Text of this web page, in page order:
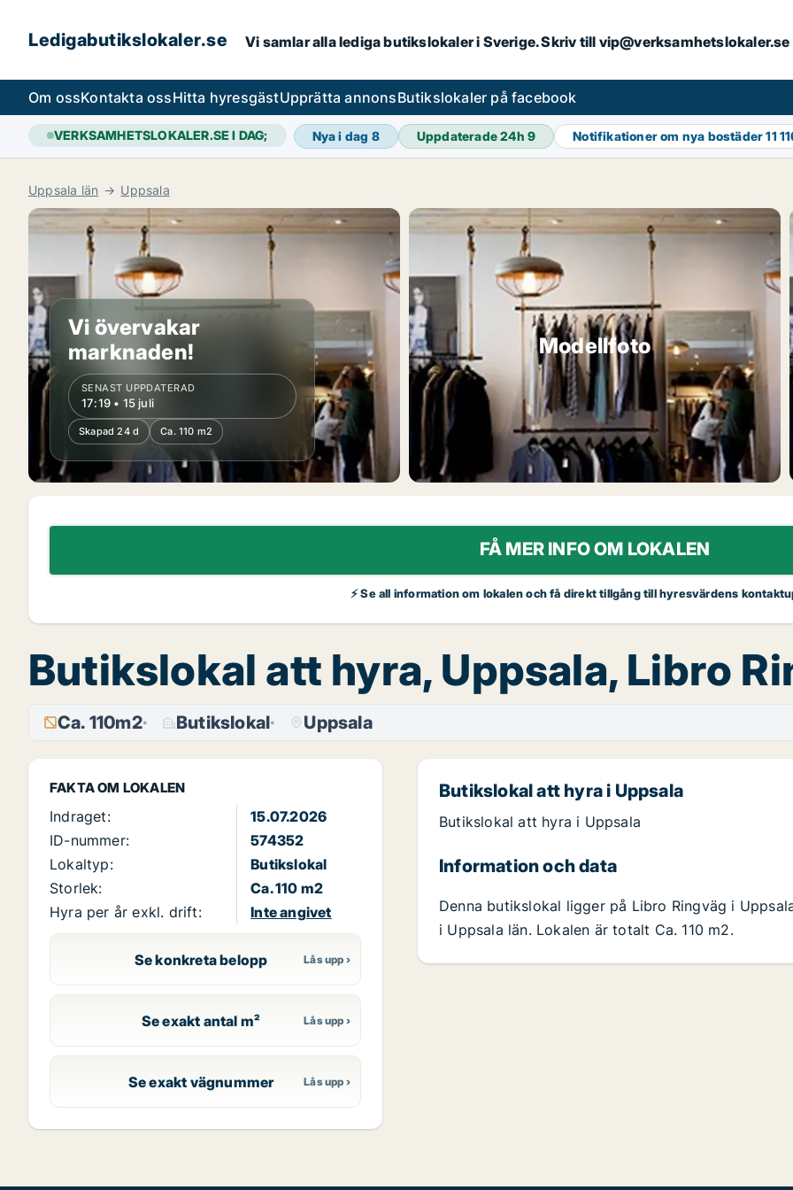
Ledigabutikslokaler.se Vi samlar alla lediga butikslokaler i Sverige. Skriv till
Om ossKontakta ossHitta hyresgästUpprätta annonsButikslokaler på facebook
VERKSAMHETSLOKALER.SE I DAG; Nya i dag 8 Uppdaterade 24h9 Notifikationer om nya bostäder11
Uppsala län Uppsala
Vi övervakar
marknaden!
SENAST UPPDATERAD
17:19 • 15 juli
Skapad 24 d Ca. 110 m2
Modellfoto
FÅ MER INFO OM LOKALEN
⚡ Se all information om lokalen och få direkt tillgång till hyresvärdens
Butikslokal att hyra, Uppsala, Libro
Ca. 110m2 Butikslokal Uppsala
FAKTA OM LOKALEN
Indraget:
15.07.2026
ID-nummer:
574352
Lokaltyp:
Butikslokal
Storlek:
Ca. 110 m2
Hyra per år exkl. drift:
Inte angivet
Se konkreta belopp
Se exakt antal m²
Se exakt vägnummer
Butikslokal att hyra i Uppsala
Butikslokal att hyra i Uppsala
Information och data
Denna butikslokal ligger på Libro Ringväg i
i Uppsala län. Lokalen är totalt Ca. 110 m2.